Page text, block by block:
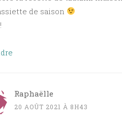
de saison
Raphaëlle
20 AOÛT 2021 À 8H43